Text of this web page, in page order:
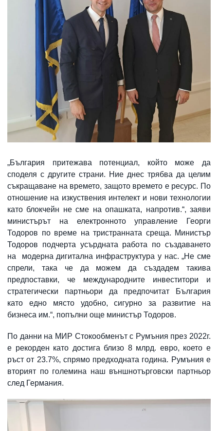
„България притежава потенциал, който може да
споделя с другите страни. Ние днес трябва да целим
съкращаване на времето, защото времето е ресурс. По
отношение на изкуствения интелект и нови технологии
като блокчейн не сме на опашката, напротив.“, заяви
министърът на електронното управление Георги
Тодоров по време на тристранната среща. Министър
Тодоров подчерта усърдната работа по създаването
на модерна дигитална инфраструктура у нас. „Не сме
спрели, така че да можем да създадем такива
предпоставки, че международните инвеститори и
стратегически партньори да предпочитат България
като едно място удобно, сигурно за развитие на
бизнеса им.“, попълни още министър Тодоров.
По данни на МИР Стокообменът с Румъния през 2022г.
е рекорден като достига близо 8 млрд. евро, което е
ръст от 23.7%, спрямо предходната година. Румъния е
вторият по големина наш външнотърговски партньор
след Германия.